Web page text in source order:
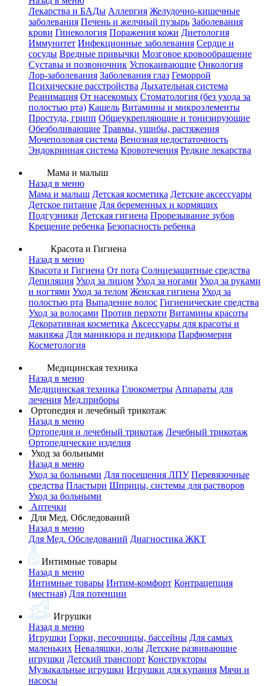
Лекарства и БАДы Аллергия Желудочно-кишечные
заболевания Печень и желчный пузырь Заболевания
крови Гинекология Поражения кожи Диетология
Иммунитет Инфекционные заболевания Сердце и
сосуды Вредные привычки Мозговое кровообращение
Суставы и позвоночник Успокаивающие Онкология
Лор-заболевания Заболевания глаз Геморрой
Психические расстройства Дыхательная система
Реанимация От насекомых Стоматология (без ухода за
полостью рта) Кашель Витамины и микроэлементы
Простуда, грипп Общеукрепляющие и тонизирующие
Обезболивающие Травмы, ушибы, растяжения
Мочеполовая система Венозная недостаточность
Эндокринная система Кровотечения Редкие лекарства
Мама и малыш
Назад в меню
Мама и малыш Детская косметика Детские аксессуары
Детское питание Для беременных и кормящих
Подгузники Детская гигиена Прорезывание зубов
Крещение ребенка Безопасность ребенка
Красота и Гигиена
Назад в меню
Красота и Гигиена От пота Солнцезащитные средства
Депиляция Уход за лицом Уход за ногами Уход за руками
и ногтями Уход за телом Женская гигиена Уход за
полостью рта Выпадение волос Гигиенические средства
Уход за волосами Против перхоти Витамины красоты
Декоративная косметика Аксессуары для красоты и
макияжа Для маникюра и педикюра Парфюмерия
Косметология
Медицинская техника
Назад в меню
Медицинская техника Глюкометры Аппараты для
лечения Мед.приборы
Ортопедия и лечебный трикотаж
Назад в меню
Ортопедия и лечебный трикотаж Лечебный трикотаж
Ортопедические изделия
Уход за больными
Назад в меню
Уход за больными Для посещения ЛПУ Перевязочные
средства Пластыри Шприцы, системы для растворов
Уход за больными
Аптечки
Для Мед. Обследований
Назад в меню
Для Мед. Обследований Диагностика ЖКТ
Интимные товары
Назад в меню
Интимные товары Интим-комфорт Контрацепция
(местная) Для потенции
Игрушки
Назад в меню
Игрушки Горки, песочницы, бассейны Для самых
маленьких Неваляшки, юлы Детские развивающие
игрушки Детский транспорт Конструкторы
Музыкальные игрушки Игрушки для купания Мячи и
насосы